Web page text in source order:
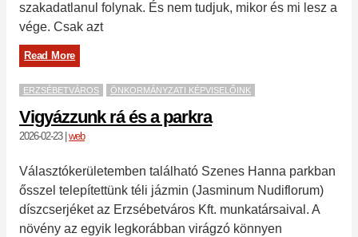
szakadatlanul folynak. És nem tudjuk, mikor és mi lesz a
vége. Csak azt
Read More
ERZSÉBETVÁROS ÖNKORMÁNYZATI KÉPVISELŐINK
Vigyázzunk rá és a parkra
2026-02-23| web
Választókerületemben található Szenes Hanna parkban
ősszel telepítettünk téli jázmin (Jasminum Nudiflorum)
díszcserjéket az Erzsébetváros Kft. munkatársaival. A
növény az egyik legkorábban virágzó könnyen